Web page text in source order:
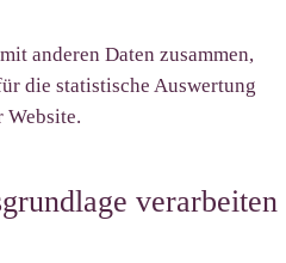
anderen Daten zusammen,
die statistische Auswertung
Website.
verarbeiten